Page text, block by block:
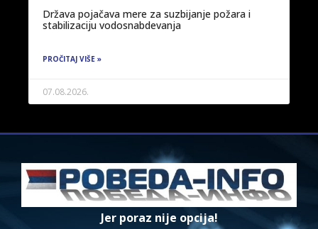
Država pojačava mere za suzbijanje požara i
stabilizaciju vodosnabdevanja
PROČITAJ VIŠE »
07.08.2026.
Jer poraz nije opcija!